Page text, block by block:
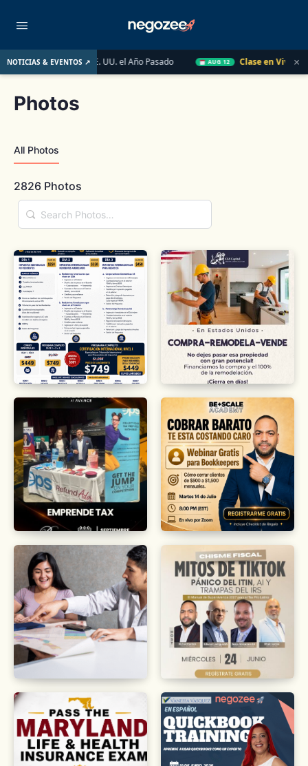
NOTICIAS & EVENTOS ↗
de EE. UU. el Año Pasado AUG 12 Clase en Vivo de ×
Photos
All Photos
2826 Photos
Search
Photos…